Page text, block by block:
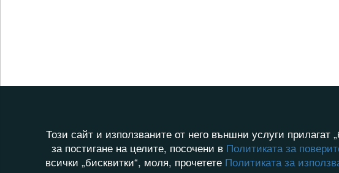
Този сайт и използваните от него външни услуги
за постигане на целите, посочени в Политиката за
всички „бисквитки“, моля, прочетете Политиката за